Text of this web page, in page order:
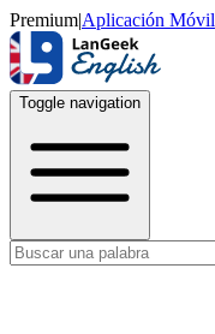
Premium|Aplicación Móvil
Toggle navigation